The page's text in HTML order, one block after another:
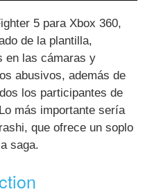
5 para Xbox 360,
de la plantilla,
en las cámaras y
abusivos, además de
los participantes de
más importante sería
que ofrece un soplo
saga.